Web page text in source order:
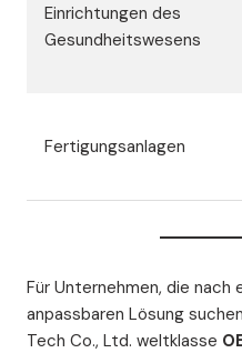
Einrichtungen des
Gesundheitswesens
Fertigungsanlagen
Für Unternehmen, die
anpassbaren Lösung
Tech Co., Ltd. weltklasse